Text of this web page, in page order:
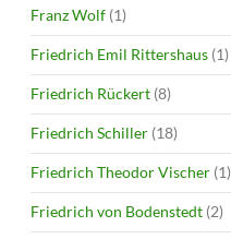
Franz Wolf (1)
Friedrich Emil Rittershaus (1)
Friedrich Rückert (8)
Friedrich Schiller (18)
Friedrich Theodor Vischer (1)
Friedrich von Bodenstedt (2)